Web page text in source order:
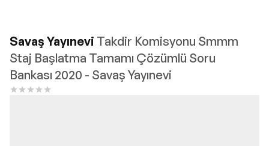
Savaş Yayınevi Takdir Komisyonu Smmm
Staj Başlatma Tamamı Çözümlü Soru
Bankası 2020 - Savaş Yayınevi